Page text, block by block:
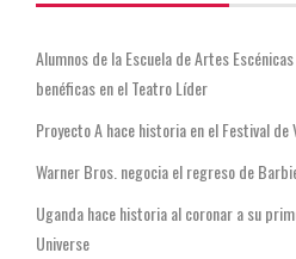
Alumnos de la Escuela de Artes
benéficas en el Teatro Líder
Proyecto A hace historia en el Festival de
Warner Bros. negocia el regreso de
Uganda hace historia al coronar a su
Universe